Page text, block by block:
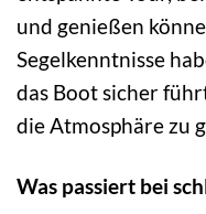
und genießen
Segelkenntnisse
das Boot sicher
die Atmosphäre zu
Was passiert bei